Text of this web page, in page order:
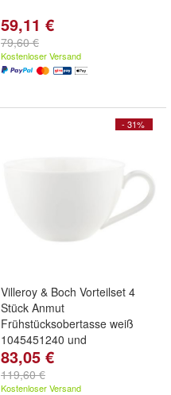
59,11 €
79,60 €
Kostenloser Versand
- 31%
Villeroy & Boch Vorteilset 4
Stück Anmut
Frühstücksobertasse weiß
1045451240 und
83,05 €
119,60 €
Kostenloser Versand